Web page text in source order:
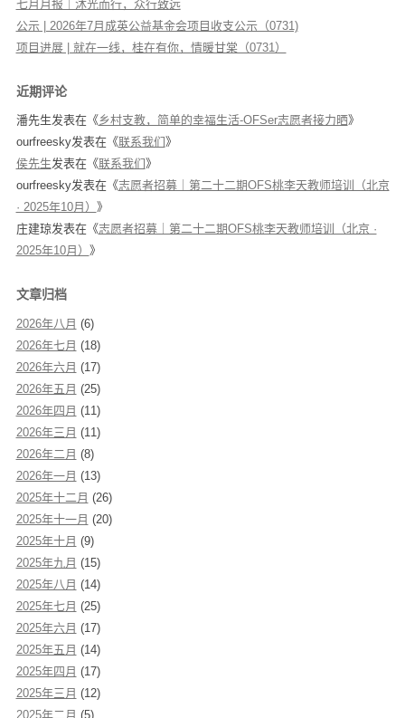
七月月报｜沐光而行，众行致远
公示 | 2026年7月成英公益基金会项目收支公示（0731)
项目进展 | 就在一线，桂在有你，情暖甘棠（0731）
近期评论
潘先生发表在《乡村支教，简单的幸福生活-OFSer志愿者接力晒》
ourfreesky发表在《联系我们 》
侯先生发表在《联系我们 》
ourfreesky发表在《志愿者招募｜第二十二期OFS桃李天教师培训（北京
· 2025年10月） 》
庄建琼发表在《志愿者招募｜第二十二期OFS桃李天教师培训（北京 ·
2025年10月） 》
文章归档
2026年八月 (6)
2026年七月 (18)
2026年六月 (17)
2026年五月 (25)
2026年四月 (11)
2026年三月 (11)
2026年二月 (8)
2026年一月 (13)
2025年十二月 (26)
2025年十一月 (20)
2025年十月 (9)
2025年九月 (15)
2025年八月 (14)
2025年七月 (25)
2025年六月 (17)
2025年五月 (14)
2025年四月 (17)
2025年三月 (12)
2025年二月 (5)